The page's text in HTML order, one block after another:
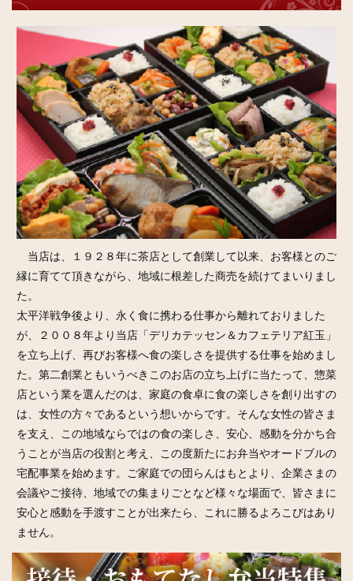
当店は、１９２８年に茶店として創業して以来、お客様とのご
縁に育てて頂きながら、地域に根差した商売を続けてまいりまし
た。
太平洋戦争後より、永く食に携わる仕事から離れておりました
が、２００８年より当店「デリカテッセン＆カフェテリア紅玉」
を立ち上げ、再びお客様へ食の楽しさを提供する仕事を始めまし
た。第二創業ともいうべきこのお店の立ち上げに当たって、惣菜
店という業を選んだのは、家庭の食卓に食の楽しさを創り出すの
は、女性の方々であるという想いからです。そんな女性の皆さま
を支え、この地域ならではの食の楽しさ、安心、感動を分かち合
うことが当店の役割と考え、この度新たにお弁当やオードブルの
宅配事業を始めます。ご家庭での団らんはもとより、企業さまの
会議やご接待、地域での集まりごとなど様々な場面で、皆さまに
安心と感動を手渡すことが出来たら、これに勝るよろこびはあり
ません。